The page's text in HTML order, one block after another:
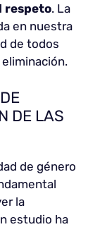
respeto. La
en nuestra
de todos
DE LAS
de género
la
estudio ha